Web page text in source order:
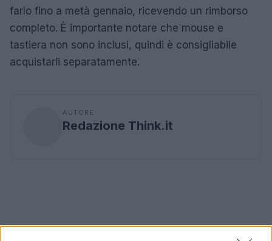
farlo fino a metà gennaio, ricevendo un rimborso
completo. È importante notare che mouse e
tastiera non sono inclusi, quindi è consigliabile
acquistarli separatamente.
AUTORE
Redazione Think.it